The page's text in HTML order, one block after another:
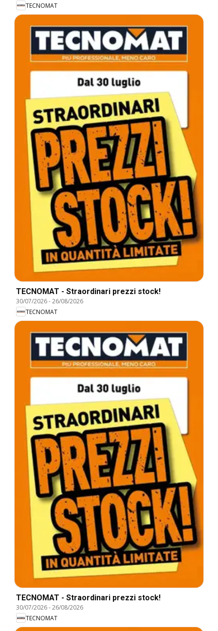
TECNOMAT
TECNOMAT - Straordinari prezzi stock!
30/07/2026-26/08/2026
TECNOMAT
TECNOMAT - Straordinari prezzi stock!
30/07/2026-26/08/2026
TECNOMAT